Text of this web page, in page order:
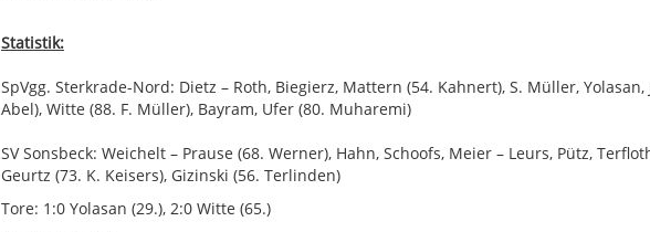
Statistik:
SpVgg. Sterkrade-Nord: Dietz – Roth, Biegierz, Mattern (54. Kahnert), S. Müller, Yolasan,
Abel), Witte (88. F. Müller), Bayram, Ufer (80. Muharemi)
SV Sonsbeck: Weichelt – Prause (68. Werner), Hahn, Schoofs, Meier – Leurs, Pütz,
Geurtz (73. K. Keisers), Gizinski (56. Terlinden)
Tore: 1:0 Yolasan (29.), 2:0 Witte (65.)